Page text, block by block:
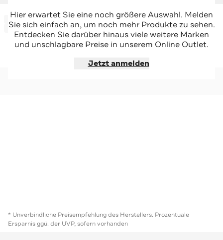
TED BAKER
Shorts nachtblau
-44%*
Sale
Jetzt shoppen
TED BAKER
Shorts schwarz
-44%*
Sale
Jetzt shoppen
Hier erwartet Sie eine noch größere Auswahl. Melden
Sie sich einfach an, um noch mehr Produkte zu sehen.
Entdecken Sie darüber hinaus viele weitere Marken
und unschlagbare Preise in unserem Online Outlet.
Jetzt anmelden
* Unverbindliche Preisempfehlung des Herstellers. Prozentuale
Ersparnis ggü. der UVP, sofern vorhanden